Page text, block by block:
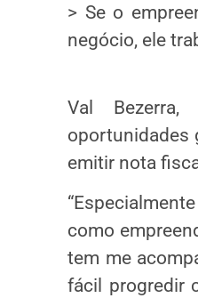
> Se o
negócio, ele
Val Bezerra,
oportunidades
emitir nota
como
tem me
fácil progredir